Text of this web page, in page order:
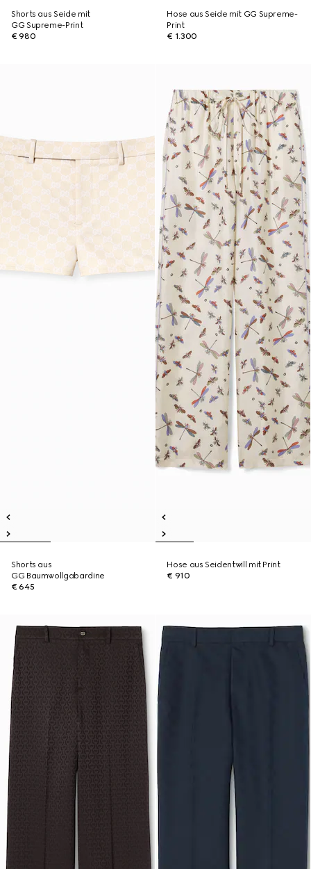
Shorts aus Seide mit
GG Supreme-Print
€ 980
Hose aus Seide mit GG Supreme-
Print
€ 1.300
Shorts aus
GG Baumwollgabardine
€ 645
Hose aus Seidentwill mit Print
€ 910